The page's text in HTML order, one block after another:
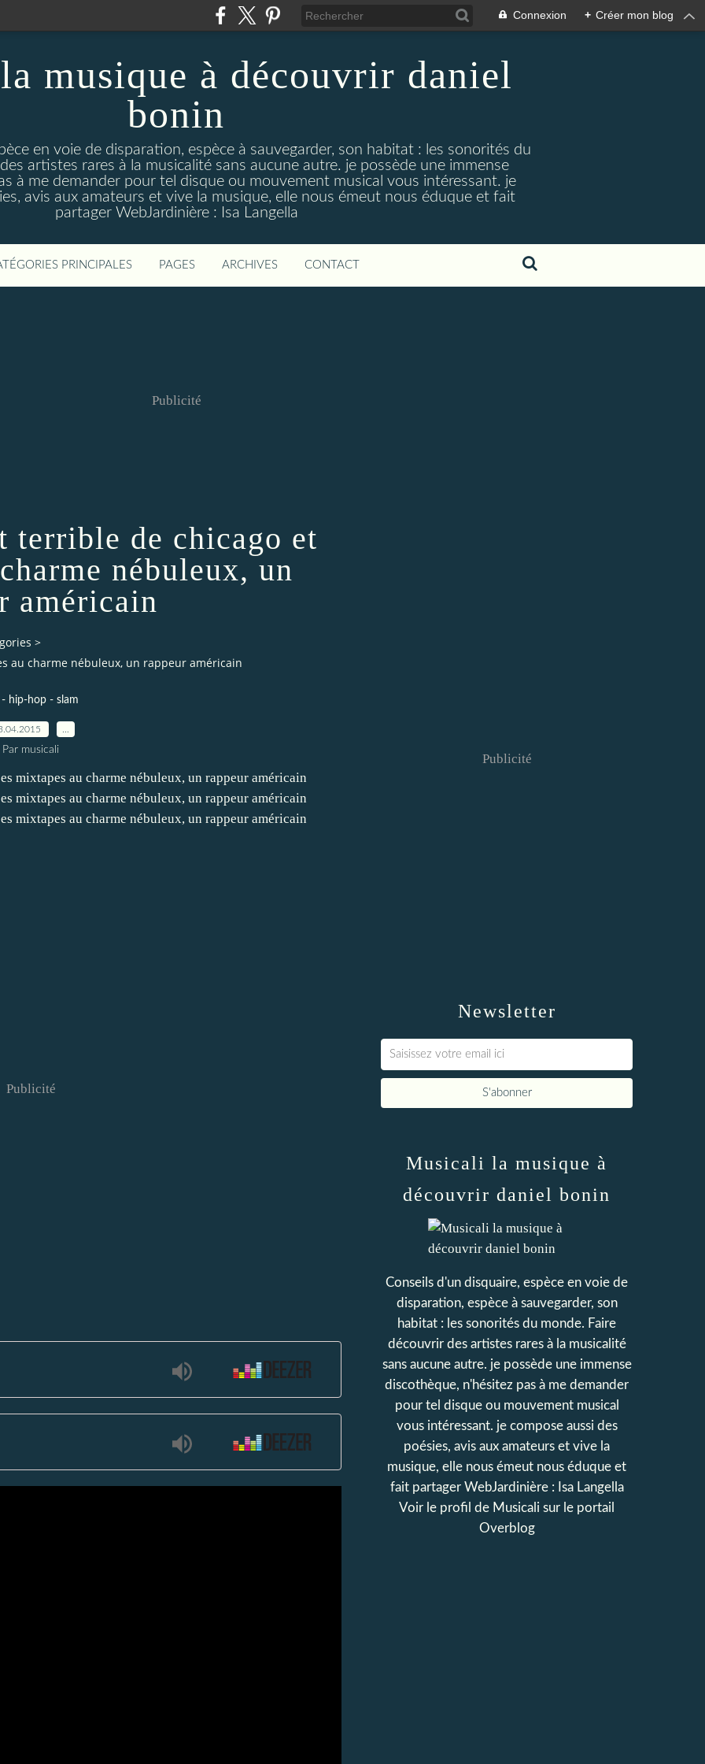
Connexion + Créer mon blog
musique à découvrir daniel
bonin
en voie de disparation, espèce à sauvegarder, son habitat : les sonorités du
artistes rares à la musicalité sans aucune autre. je possède une immense
à me demander pour tel disque ou mouvement musical vous intéressant. je
avis aux amateurs et vive la musique, elle nous émeut nous éduque et fait
partager WebJardinière : Isa Langella
PRINCIPALES PAGES ARCHIVES CONTACT
Publicité
terrible de chicago et
nébuleux, un
américain
>
au charme nébuleux, un rappeur américain
hip-hop - slam
Par musicali
Publicité
Newsletter
Publicité
Musicali la musique à
découvrir daniel bonin
Conseils d'un disquaire, espèce en voie de
disparation, espèce à sauvegarder, son
habitat : les sonorités du monde. Faire
découvrir des artistes rares à la musicalité
sans aucune autre. je possède une immense
discothèque, n'hésitez pas à me demander
pour tel disque ou mouvement musical
vous intéressant. je compose aussi des
poésies, avis aux amateurs et vive la
musique, elle nous émeut nous éduque et
fait partager WebJardinière : Isa Langella
Voir le profil de Musicali sur le portail
Overblog